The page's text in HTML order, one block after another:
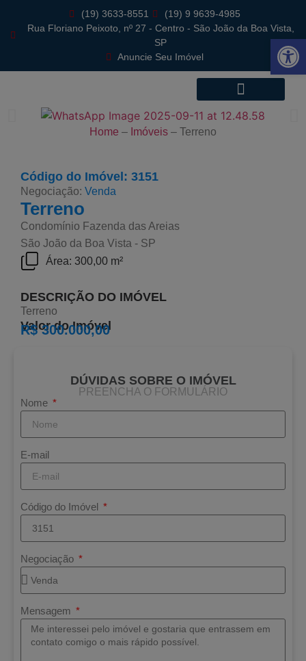
Abrir
(19) 3633-8551
(19) 9 9639-4985
Rua Floriano Peixoto, nº 27 - Centro - São João da Boa Vista,
SP
Anuncie Seu Imóvel
Home – Imóveis – Terreno
Código do Imóvel: 3151
Negociação: Venda
Terreno
Condomínio Fazenda das Areias
São João da Boa Vista - SP
Área: 300,00 m²
DESCRIÇÃO DO IMÓVEL
Terreno
Valor do Imóvel
R$ 300.000,00
DÚVIDAS SOBRE O IMÓVEL
PREENCHA O FORMULÁRIO
Nome
E-mail
Código do Imóvel
Negociação
Mensagem